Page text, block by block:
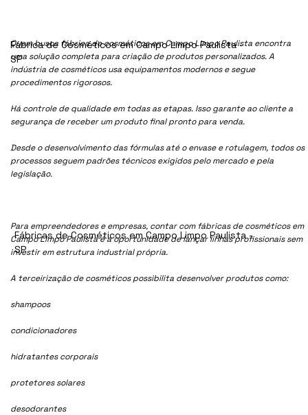
Quem busca fábrica de cosméticos em Campo Limpo Paulista encontra
uma solução completa para criação de produtos personalizados. A
indústria de cosméticos usa equipamentos modernos e segue
procedimentos rigorosos.
Há controle de qualidade em todas as etapas. Isso garante ao cliente a
segurança de receber um produto final pronto para venda.
Desde o desenvolvimento das fórmulas até o envase e rotulagem, todos os
processos seguem padrões técnicos exigidos pelo mercado e pela
legislação.
Para empreendedores e empresas, contar com fábricas de cosméticos em
Campo Limpo Paulista é a oportunidade de lançar linhas profissionais sem
investir em estrutura industrial própria.
A terceirização de cosméticos possibilita desenvolver produtos como:
shampoos
condicionadores
hidratantes corporais
protetores solares
desodorantes
Fábrica de Cosméticos em Campo Limpo Paulista -
SP
Fábricas de Cosméticos em Campo Limpo Paulista -
SP